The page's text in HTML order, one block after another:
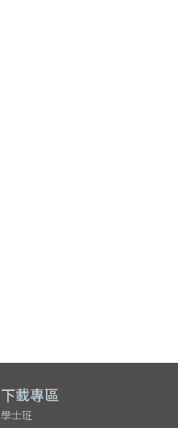
下載專區
學士班